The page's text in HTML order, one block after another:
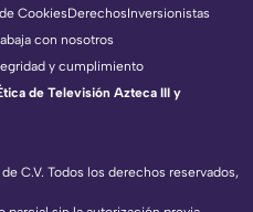
C.V. Todos los derechos reservados,
CookiesDerechosInversionistas
con nosotros
y cumplimiento
de Televisión Azteca III y